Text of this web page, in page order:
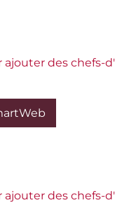
ajouter des chefs-
ajouter des chefs-